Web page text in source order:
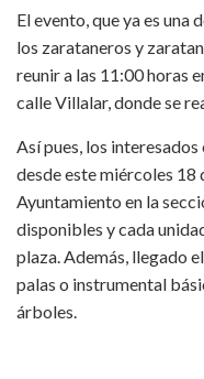
El evento, que ya es una
los zarataneros y
reunir a las 11:00 horas
calle Villalar, donde se
Así pues, los
desde este miércoles 18
Ayuntamiento en la
disponibles y cada
plaza. Además, llegado
palas o instrumental
árboles.